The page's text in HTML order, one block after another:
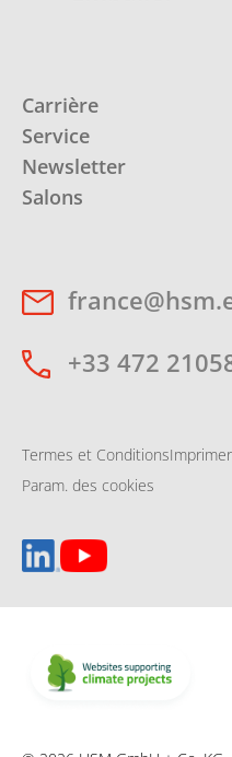
Carrière
Service
Newsletter
Salons
+33 472
Termes et ConditionsImprimer
Param. des cookies